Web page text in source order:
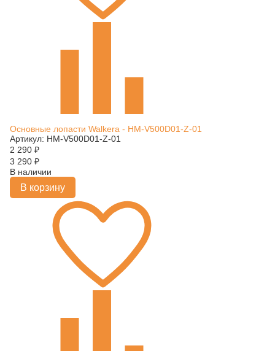
Основные лопасти Walkera - HM-V500D01-Z-01
Артикул: HM-V500D01-Z-01
2 290 ₽
3 290 ₽
В наличии
В корзину